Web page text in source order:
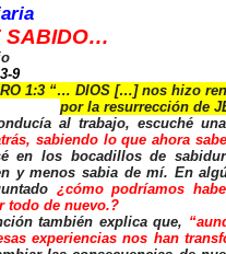
SABIDO…
9
1:3 “… DIOS […] nos hizo
por la resurrección de
al trabajo, escuché
sabiendo lo que ahora
en los bocadillos de
y menos sabia de mí. En
¿cómo podríamos
todo de nuevo.?
también explica que,
experiencias nos han